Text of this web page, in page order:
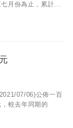
月份為止，累計...
07/06)公佈一百
較去年同期的